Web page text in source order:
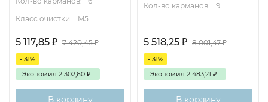
Класс очистки:
M5
5 117,85 ₽ 7 420,45₽
- 31%
Экономия 2 302,60 ₽
В корзину
Кол-во карманов:
9
5 518,25 ₽ 8 001,47₽
- 31%
Экономия 2 483,21 ₽
В корзину